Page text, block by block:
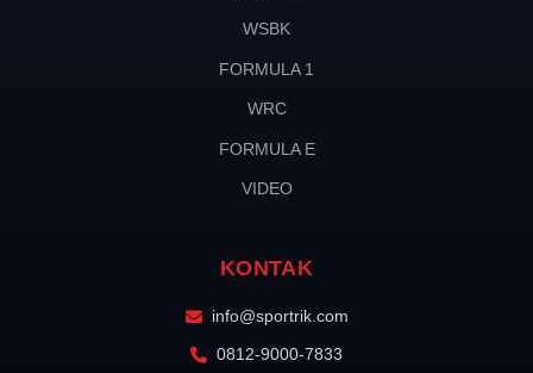
WSBK
FORMULA 1
WRC
FORMULA E
VIDEO
KONTAK
info@sportrik.com
0812-9000-7833